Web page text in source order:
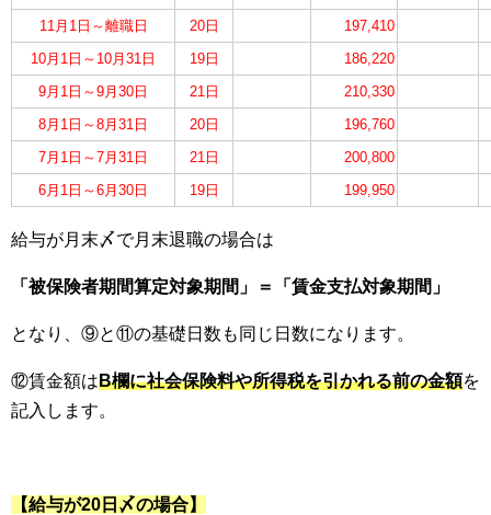
11月1日～離職日 20日
197,410
10月1日～10月31日
19日
186,220
9月1日～9月30日
21日
210,330
8月1日～8月31日
20日
196,760
7月1日～7月31日
21日
200,800
6月1日～6月30日
19日 199,950
給与が月末〆で月末退職の場合は
「被保険者期間算定対象期間」＝「賃金支払対象期間」
となり、⑨と⑪の基礎日数も同じ日数になります。
⑫賃金額はB欄に社会保険料や所得税を引かれる前の金額を
記入します。
【給与が20日〆の場合】